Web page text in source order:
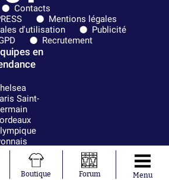
Contacts
Mentions légales
d'utilisation
Publicité
Recrutement
en
Saint-
Madrid
Strasbourg
Boutique Forum Menu